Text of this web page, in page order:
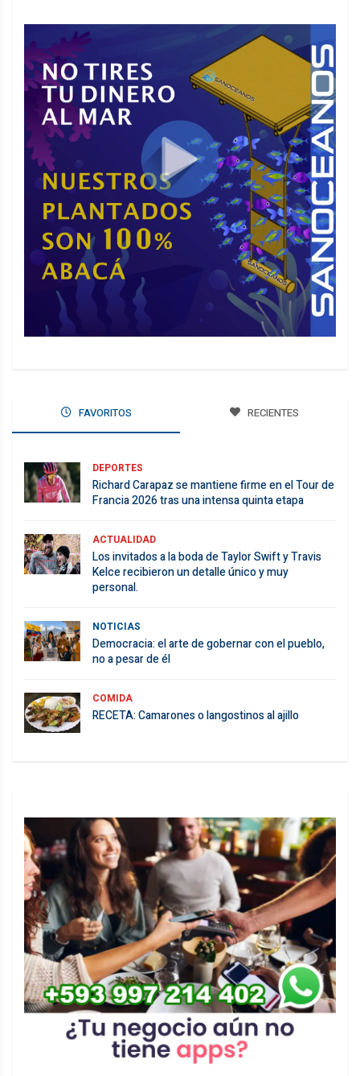
FAVORITOS RECIENTES
DEPORTES
Richard Carapaz se mantiene firme en el Tour de
Francia 2026 tras una intensa quinta etapa
ACTUALIDAD
Los invitados a la boda de Taylor Swift y Travis
Kelce recibieron un detalle único y muy
personal.
NOTICIAS
Democracia: el arte de gobernar con el pueblo,
no a pesar de él
COMIDA
RECETA: Camarones o langostinos al ajillo